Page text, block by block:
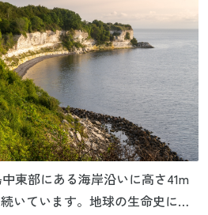
東部にある海岸沿いに高さ41m
いています。地球の生命史にお